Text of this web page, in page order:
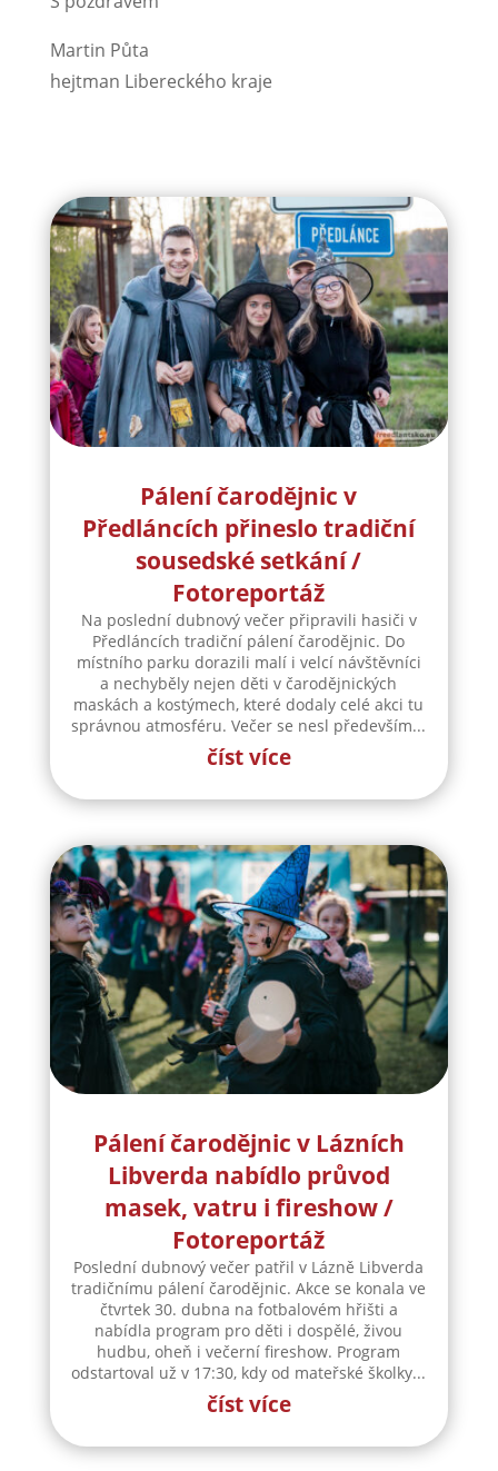
Martin Půta
hejtman Libereckého kraje
Pálení čarodějnic v
Předláncích přineslo tradiční
sousedské setkání /
Fotoreportáž
Na poslední dubnový večer připravili hasiči v
Předláncích tradiční pálení čarodějnic. Do
místního parku dorazili malí i velcí návštěvníci
a nechyběly nejen děti v čarodějnických
maskách a kostýmech, které dodaly celé akci tu
správnou atmosféru. Večer se nesl především...
číst více
Pálení čarodějnic v Lázních
Libverda nabídlo průvod
masek, vatru i fireshow /
Fotoreportáž
Poslední dubnový večer patřil v Lázně Libverda
tradičnímu pálení čarodějnic. Akce se konala ve
čtvrtek 30. dubna na fotbalovém hřišti a
nabídla program pro děti i dospělé, živou
hudbu, oheň i večerní fireshow. Program
odstartoval už v 17:30, kdy od mateřské školky...
číst více